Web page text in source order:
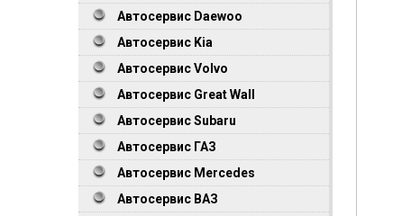
Автосервис Daewoo
Автосервис Kia
Автосервис Volvo
Автосервис Great Wall
Автосервис Subaru
Автосервис ГАЗ
Автосервис Mercedes
Автосервис ВАЗ